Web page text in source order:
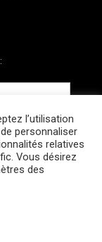
l’utilisation
personnaliser
relatives
Vous désirez
des